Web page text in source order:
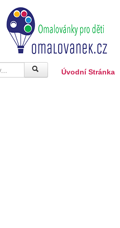
Úvodní Stránka